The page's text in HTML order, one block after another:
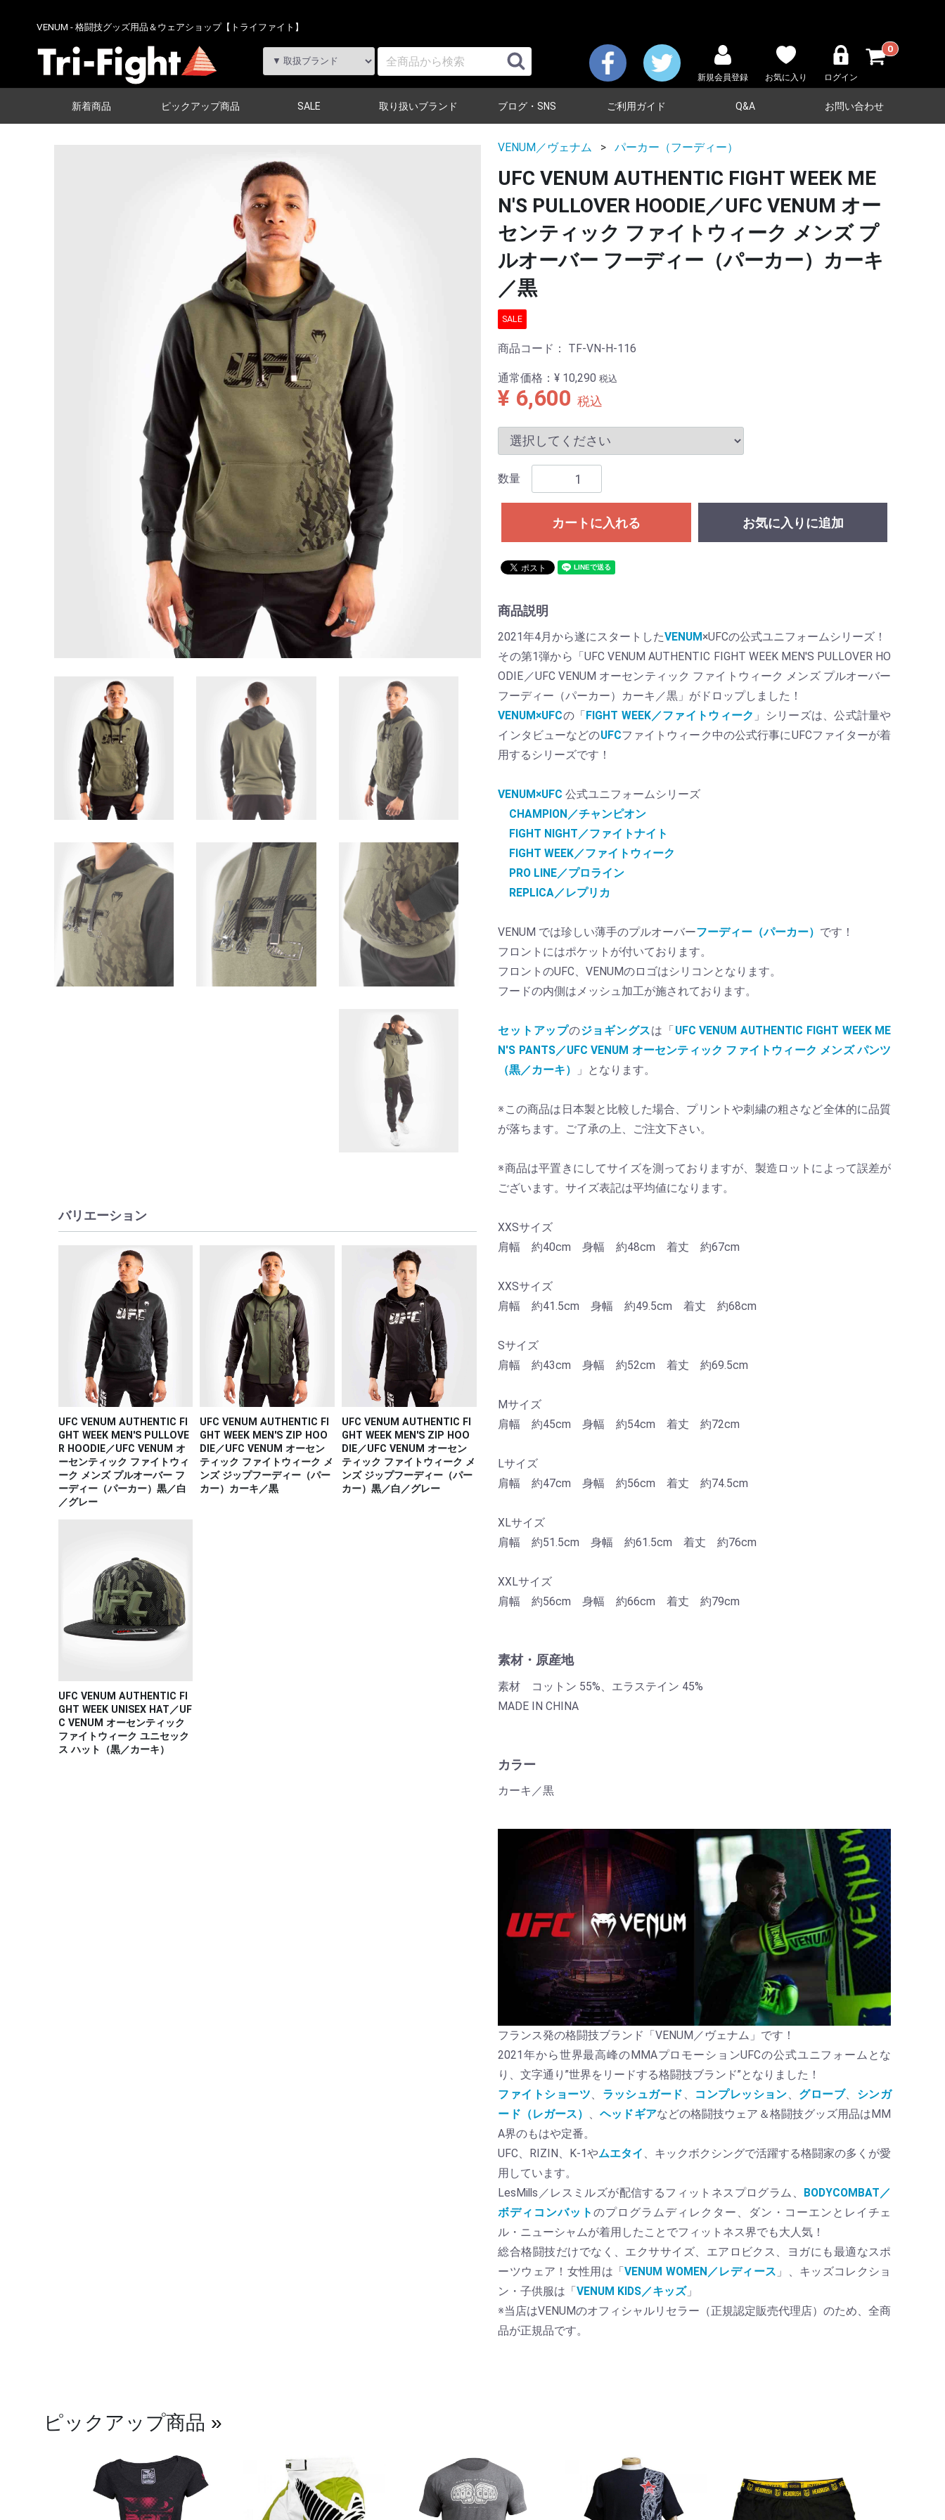
VENUM - 格闘技グッズ用品＆ウェアショップ【トライファイト】
新規会員登録 お気に入り ログイン
0
新着商品 ピックアップ商品 SALE 取り扱いブランド ブログ・SNS ご利用ガイド Q&A お問い合わせ
バリエーション
UFC VENUM AUTHENTIC FI
GHT WEEK MEN'S PULLOVE
R HOODIE／UFC VENUM オ
ーセンティック ファイトウィ
ーク メンズ プルオーバー フ
ーディー（パーカー）黒／白
／グレー
UFC VENUM AUTHENTIC FI
GHT WEEK MEN'S ZIP HOO
DIE／UFC VENUM オーセン
ティック ファイトウィーク メ
ンズ ジップフーディー（パー
カー）カーキ／黒
UFC VENUM AUTHENTIC FI
GHT WEEK MEN'S ZIP HOO
DIE／UFC VENUM オーセン
ティック ファイトウィーク メ
ンズ ジップフーディー（パー
カー）黒／白／グレー
UFC VENUM AUTHENTIC FI
GHT WEEK UNISEX HAT／UF
C VENUM オーセンティック
ファイトウィーク ユニセック
ス ハット（黒／カーキ）
VENUM／ヴェナム パーカー（フーディー）
UFC VENUM AUTHENTIC FIGHT WEEK ME
N'S PULLOVER HOODIE／UFC VENUM オー
センティック ファイトウィーク メンズ プ
ルオーバー フーディー（パーカー）カーキ
／黒
SALE
商品コード： TF-VN-H-116
通常価格：¥ 10,290 税込
¥ 6,600 税込
数量
カートに入れる お気に入りに追加
商品説明
2021年4月から遂にスタートしたVENUM×UFCの公式ユニフォームシリーズ！
その第1弾から「UFC VENUM AUTHENTIC FIGHT WEEK MEN'S PULLOVER HO
ODIE／UFC VENUM オーセンティック ファイトウィーク メンズ プルオーバー
フーディー（パーカー）カーキ／黒」がドロップしました！
VENUM×UFCの「FIGHT WEEK／ファイトウィーク 」シリーズは、公式計量や
インタビューなどのUFCファイトウィーク中の公式行事にUFCファイターが着
用するシリーズです！
VENUM×UFC 公式ユニフォームシリーズ
CHAMPION／チャンピオン
FIGHT NIGHT／ファイトナイト
FIGHT WEEK／ファイトウィーク
PRO LINE／プロライン
REPLICA／レプリカ
VENUM では珍しい薄手のプルオーバーフーディー（パーカー） です！
フロントにはポケットが付いております。
フロントのUFC、VENUMのロゴはシリコンとなります。
フードの内側はメッシュ加工が施されております。
セットアップのジョギングスは「UFC VENUM AUTHENTIC FIGHT WEEK ME
N'S PANTS／UFC VENUM オーセンティック ファイトウィーク メンズ パンツ
（黒／カーキ）
」となります。
※この商品は日本製と比較した場合、プリントや刺繍の粗さなど全体的に品質
が落ちます。ご了承の上、ご注文下さい。
※商品は平置きにしてサイズを測っておりますが、製造ロットによって誤差が
ございます。サイズ表記は平均値になります。
XXSサイズ
肩幅 約40cm 身幅 約48cm 着丈 約67cm
XXSサイズ
肩幅 約41.5cm 身幅 約49.5cm 着丈 約68cm
Sサイズ
肩幅 約43cm 身幅 約52cm 着丈 約69.5cm
Mサイズ
肩幅 約45cm 身幅 約54cm 着丈 約72cm
Lサイズ
肩幅 約47cm 身幅 約56cm 着丈 約74.5cm
XLサイズ
肩幅 約51.5cm 身幅 約61.5cm 着丈 約76cm
XXLサイズ
肩幅 約56cm 身幅 約66cm 着丈 約79cm
素材・原産地
素材 コットン 55%、エラステイン 45%
MADE IN CHINA
カラー
カーキ／黒
フランス発の格闘技ブランド「VENUM／ヴェナム」です！
2021年から世界最高峰のMMAプロモーションUFCの公式ユニフォームとな
り、文字通り”世界をリードする格闘技ブランド”となりました！
ファイトショーツ
ラッシュガード コンプレッション グローブ、 シンガ
ード（レガース）
、ヘッドギアなどの格闘技ウェア＆格闘技グッズ用品はMM
A界のもはや定番。
UFC、RIZIN、K-1やムエタイ
、キックボクシングで活躍する格闘家の多くが愛
用しています。
LesMills／レスミルズが配信するフィットネスプログラム、 BODYCOMBAT／
ボディコンバットのプログラムディレクター、ダン・コーエンとレイチェ
ル・ニューシャムが着用したことでフィットネス界でも大人気！
総合格闘技だけでなく、エクササイズ、エアロビクス、ヨガにも最適なスポ
ーツウェア！女性用は「VENUM WOMEN／レディース 」、キッズコレクショ
ン・子供服は「VENUM KIDS／キッズ」
※当店はVENUMのオフィシャルリセラー（正規認定販売代理店）のため、全商
品が正規品です。
ピックアップ商品 »